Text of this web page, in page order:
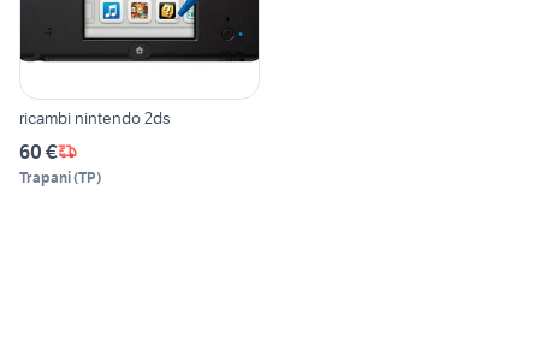
ricambi nintendo 2ds
60 €
Trapani(TP)